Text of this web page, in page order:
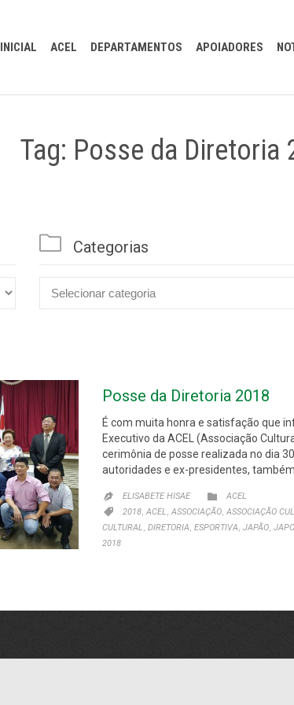
INICIAL ACEL DEPARTAMENTOS APOIADORES
Tag: Posse da Diretoria
 Categorias

Posse da Diretoria 2018
É com muita honra e satisfação que
Executivo da ACEL (Associação
cerimônia de posse realizada no dia
autoridades e ex-presidentes,
 ELISABETE HISAE  CATEGORIA
ACEL

CATEGORIA
2018, ACEL, ASSOCIAÇÃO, ASSOCIAÇÃO
CULTURAL, DIRETORIA, ESPORTIVA, JAPÃO,
2018